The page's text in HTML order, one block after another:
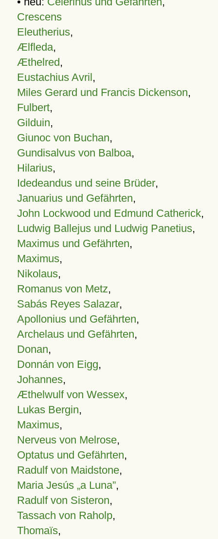
Crescens
Eleutherius,
Ælfleda,
Æthelred,
Eustachius Avril,
Miles Gerard und Francis Dickenson,
Fulbert,
Gilduin,
Giunoc von Buchan,
Gundisalvus von Balboa,
Hilarius,
Idedeandus und seine Brüder,
Januarius und Gefährten,
John Lockwood und Edmund Catherick,
Ludwig Ballejus und Ludwig Panetius,
Maximus und Gefährten,
Maximus,
Nikolaus,
Romanus von Metz,
Sabás Reyes Salazar,
Apollonius und Gefährten,
Archelaus und Gefährten,
Donan,
Donnán von Eigg,
Johannes,
Æthelwulf von Wessex,
Lukas Bergin,
Maximus,
Nerveus von Melrose,
Optatus und Gefährten,
Radulf von Maidstone,
Maria Jesús „a Luna”,
Radulf von Sisteron,
Tassach von Raholp,
Thomaïs,